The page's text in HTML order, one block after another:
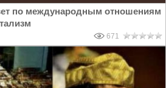
по международным отношениям
671